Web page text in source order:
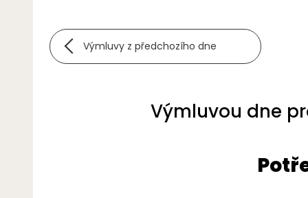
Výmluvy z předchozího dne
Výmluvou dne